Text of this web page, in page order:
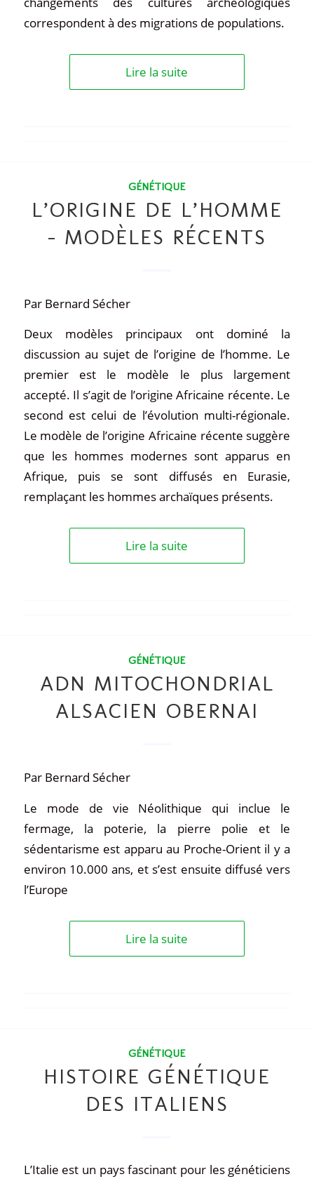
correspondent à des migrations de populations.
Lire la suite
GÉNÉTIQUE
L’ORIGINE DE L’HOMME
– MODÈLES RÉCENTS
Par Bernard Sécher
Deux modèles principaux ont dominé la
discussion au sujet de l’origine de l’homme. Le
premier est le modèle le plus largement
accepté. Il s’agit de l’origine Africaine récente. Le
second est celui de l’évolution multi-régionale.
Le modèle de l’origine Africaine récente suggère
que les hommes modernes sont apparus en
Afrique, puis se sont diffusés en Eurasie,
remplaçant les hommes archaïques présents.
Lire la suite
GÉNÉTIQUE
ADN MITOCHONDRIAL
ALSACIEN OBERNAI
Par Bernard Sécher
Le mode de vie Néolithique qui inclue le
fermage, la poterie, la pierre polie et le
sédentarisme est apparu au Proche-Orient il y a
environ 10.000 ans, et s’est ensuite diffusé vers
l’Europe
Lire la suite
GÉNÉTIQUE
HISTOIRE GÉNÉTIQUE
DES ITALIENS
L’Italie est un pays fascinant pour les généticiens